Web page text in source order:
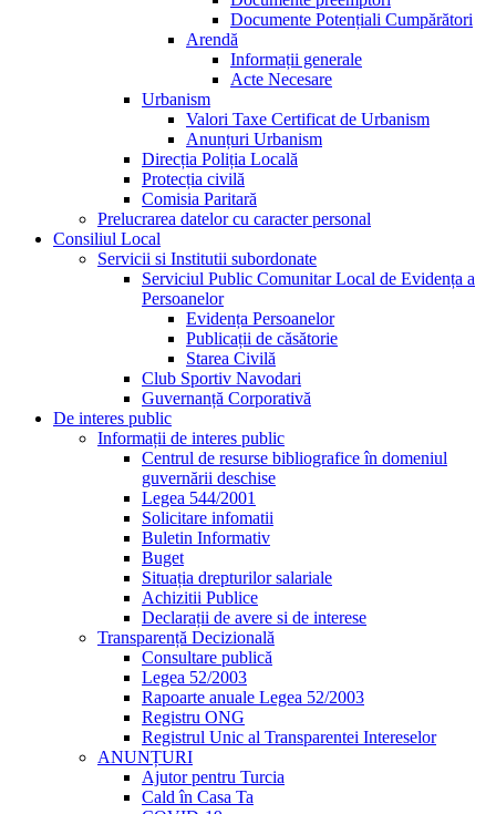
Documente Potențiali Cumpărători
Arendă
Informații generale
Acte Necesare
Urbanism
Valori Taxe Certificat de Urbanism
Anunțuri Urbanism
Direcția Poliția Locală
Protecția civilă
Comisia Paritară
Prelucrarea datelor cu caracter personal
Consiliul Local
Servicii si Institutii subordonate
Serviciul Public Comunitar Local de Evidența a
Persoanelor
Evidența Persoanelor
Publicații de căsătorie
Starea Civilă
Club Sportiv Navodari
Guvernanță Corporativă
De interes public
Informații de interes public
Centrul de resurse bibliografice în domeniul
guvernării deschise
Legea 544/2001
Solicitare infomatii
Buletin Informativ
Buget
Situația drepturilor salariale
Achizitii Publice
Declarații de avere si de interese
Transparență Decizională
Consultare publică
Legea 52/2003
Rapoarte anuale Legea 52/2003
Registru ONG
Registrul Unic al Transparentei Intereselor
ANUNȚURI
Ajutor pentru Turcia
Cald în Casa Ta